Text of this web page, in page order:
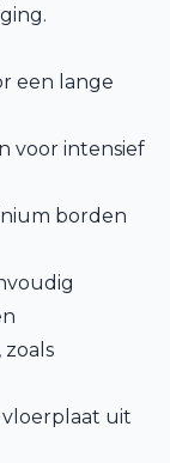
een lange
voor intensief
borden
uit